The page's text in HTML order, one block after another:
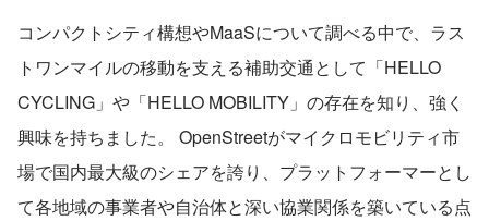
コンパクトシティ構想やMaaSについて調べる中で、ラス
トワンマイルの移動を支える補助交通として「HELLO
CYCLING」や「HELLO MOBILITY」の存在を知り、強く
興味を持ちました。 OpenStreetがマイクロモビリティ市
場で国内最大級のシェアを誇り、プラットフォーマーとし
て各地域の事業者や自治体と深い協業関係を築いている点